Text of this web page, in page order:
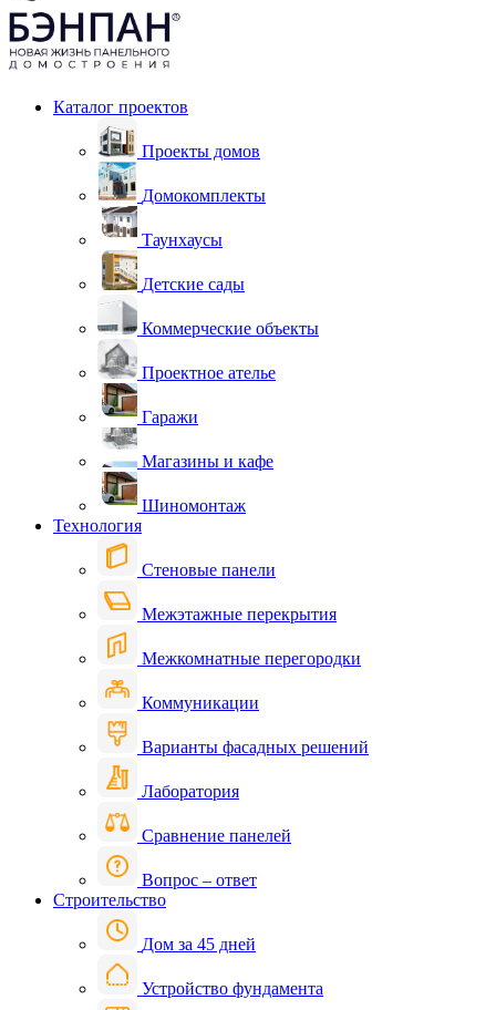
Каталог проектов
Проекты домов
Домокомплекты
Таунхаусы
Детские сады
Коммерческие объекты
Проектное ателье
Гаражи
Магазины и кафе
Шиномонтаж
Технология
Стеновые панели
Межэтажные перекрытия
Межкомнатные перегородки
Коммуникации
Варианты фасадных решений
Лаборатория
Сравнение панелей
Вопрос – ответ
Строительство
Дом за 45 дней
Устройство фундамента